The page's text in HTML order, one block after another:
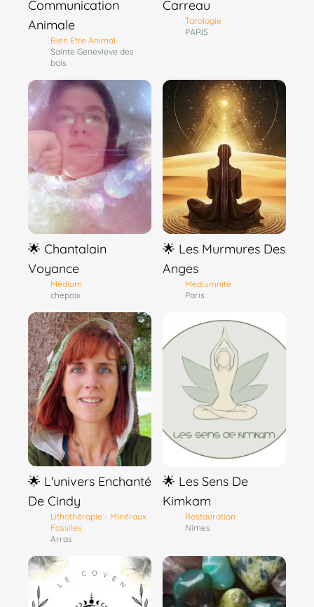
Communication
Animale
Bien Etre Animal
Sainte Genevieve des
bois
Carreau
Tarologie
PARIS
🌟 Chantalain
Voyance
Médium
chepoix
🌟 Les Murmures Des
Anges
Mediumnité
Paris
🌟 L'univers Enchanté
De Cindy
Lithothérapie - Minéraux
Fossiles
Arras
🌟 Les Sens De
Kimkam
Restauration
Nimes